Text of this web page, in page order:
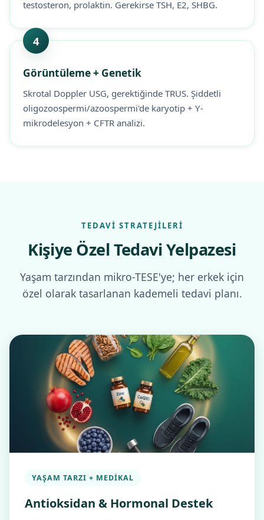
testosteron, prolaktin. Gerekirse TSH, E2, SHBG.
4
Görüntüleme + Genetik
Skrotal Doppler USG, gerektiğinde TRUS. Şiddetli
oligozoospermi/azoospermi'de karyotip + Y-
mikrodelesyon + CFTR analizi.
TEDAVI STRATEJILERI
Kişiye Özel Tedavi Yelpazesi
Yaşam tarzından mikro-TESE'ye; her erkek için
özel olarak tasarlanan kademeli tedavi planı.
YAŞAM TARZI + MEDIKAL
Antioksidan & Hormonal Destek